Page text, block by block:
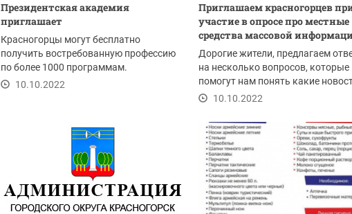
Президентская академия
приглашает
Красногорцы могут бесплатно
получить востребованную профессию
по более 1000 программам.
10.10.2022
Приглашаем красногорцев
участие в опросе про местные
средства массовой
Дорогие жители, предлагаем
на несколько вопросов, которые
помогут нам понять какие
каком формате...
10.10.2022